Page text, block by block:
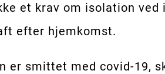
et krav om isolation ved
efter hjemkomst.
er smittet med covid-19,